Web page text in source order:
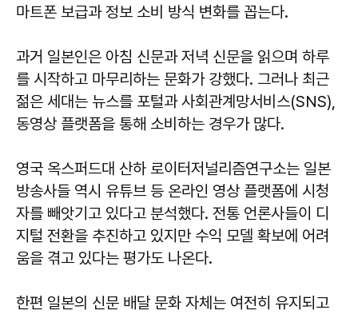
마트폰 보급과 정보 소비 방식 변화를 꼽는다.
과거 일본인은 아침 신문과 저녁 신문을 읽으며 하루
를 시작하고 마무리하는 문화가 강했다. 그러나 최근
젊은 세대는 뉴스를 포털과 사회관계망서비스(SNS),
동영상 플랫폼을 통해 소비하는 경우가 많다.
영국 옥스퍼드대 산하 로이터저널리즘연구소는 일본
방송사들 역시 유튜브 등 온라인 영상 플랫폼에 시청
자를 빼앗기고 있다고 분석했다. 전통 언론사들이 디
지털 전환을 추진하고 있지만 수익 모델 확보에 어려
움을 겪고 있다는 평가도 나온다.
한편 일본의 신문 배달 문화 자체는 여전히 유지되고